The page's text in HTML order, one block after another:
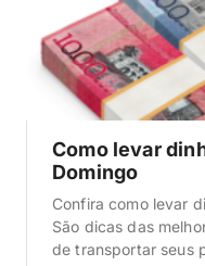
Como levar
Domingo
Confira como levar
São dicas das
de transportar seus